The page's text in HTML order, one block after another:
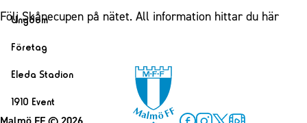
Mitt MFF
Biljetter till bortamatcher
Biljettvillkor
Herrlaget
Spelare
Ledarstab
Damlaget
Spelare
Ledarstab
Medlemskap i Malmö FF
Ungdom
MFF Ungdom
Fotbollsskolan
Företag
Bli företagspartner
Eleda Stadion
Eleda Stadion
Erics Bar & Restaurang
1910 Event
Följ Skånecupen på nätet. All information hittar du här